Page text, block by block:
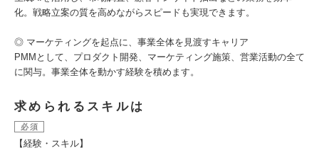
化。戦略立案の質を高めながらスピードも実現できます。
◎ マーケティングを起点に、事業全体を見渡すキャリア
PMMとして、プロダクト開発、マーケティング施策、営業活動の全て
に関与。事業全体を動かす経験を積めます。
求められるスキルは
必須
【経験・スキル】